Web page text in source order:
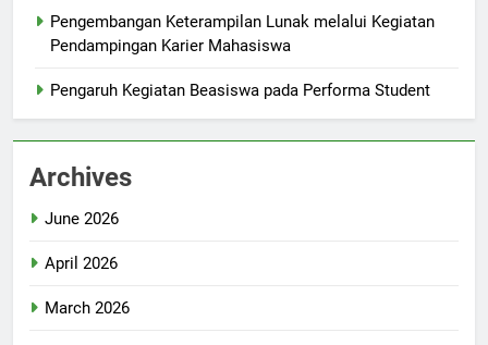
Pengembangan Keterampilan Lunak melalui Kegiatan
Pendampingan Karier Mahasiswa
Pengaruh Kegiatan Beasiswa pada Performa Student
Archives
June 2026
April 2026
March 2026